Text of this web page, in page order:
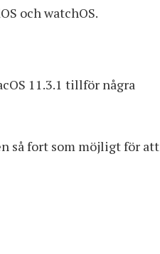
och watchOS.
11.3.1 tillför några
så fort som möjligt för att